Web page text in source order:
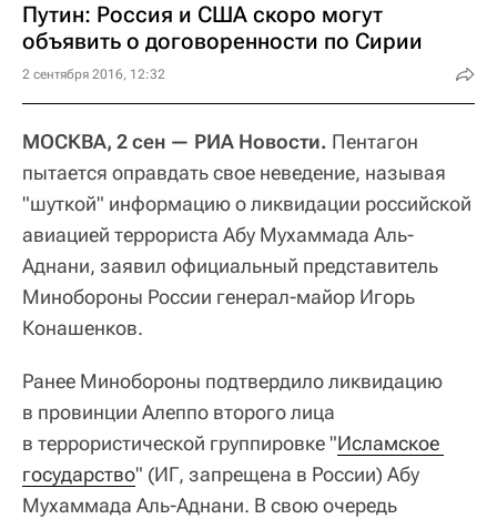
Путин: Россия и США скоро могут
объявить о договоренности по Сирии
2 сентября 2016, 12:32
МОСКВА, 2 сен — РИА Новости. Пентагон
пытается оправдать свое неведение, называя
"шуткой" информацию о ликвидации российской
авиацией террориста Абу Мухаммада Аль-
Аднани, заявил официальный представитель
Минобороны России генерал-майор Игорь
Конашенков.
Ранее Минобороны подтвердило ликвидацию
в провинции Алеппо второго лица
в террористической группировке "Исламское
государство" (ИГ, запрещена в России) Абу
Мухаммада Аль-Аднани. В свою очередь